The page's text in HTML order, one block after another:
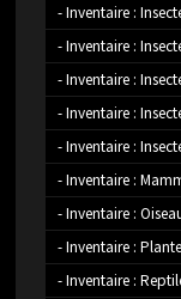
- Inventaire :
- Inventaire :
- Inventaire :
- Inventaire :
- Inventaire :
- Inventaire :
- Inventaire :
- Inventaire :
- Inventaire :